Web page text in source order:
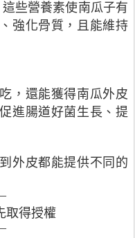
些營養素使南瓜子有
強化骨質，且能維持
，還能獲得南瓜外皮
進腸道好菌生長、提
外皮都能提供不同的
取得授權